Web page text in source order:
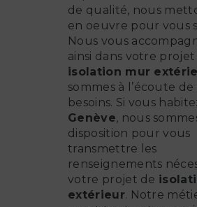
de qualité, nous
en oeuvre pour vous
Nous vous
ainsi dans votre projet
isolation mur
sommes à l’écoute de
besoins. Si vous
Genève, nous
disposition pour vous
transmettre les
renseignements
votre projet de
extérieur. Notre